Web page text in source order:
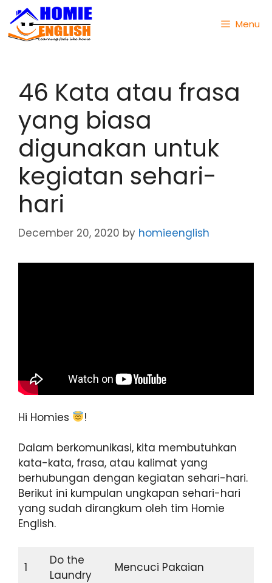
Menu
46 Kata atau frasa
yang biasa
digunakan untuk
kegiatan sehari-
hari
December 20, 2020 by homieenglish
Hi Homies !
Dalam berkomunikasi, kita membutuhkan
kata-kata, frasa, atau kalimat yang
berhubungan dengan kegiatan sehari-hari.
Berikut ini kumpulan ungkapan sehari-hari
yang sudah dirangkum oleh tim Homie
English.
1
Do the
Laundry
Mencuci Pakaian